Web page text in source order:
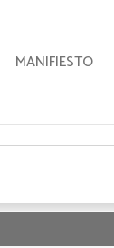
MANIFIESTO